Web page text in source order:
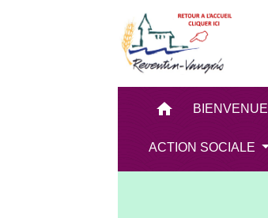
home BIENVENUE
ACTION SOCIALE